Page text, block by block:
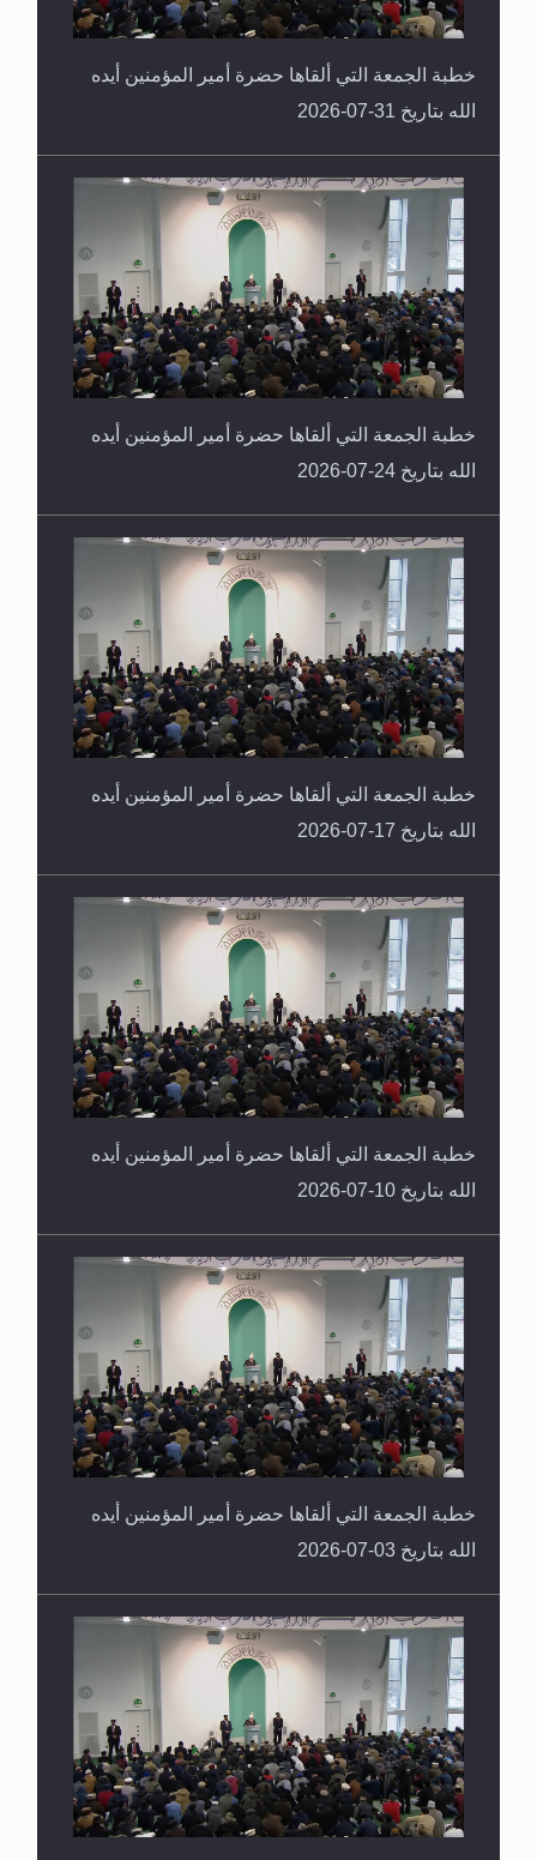
خطبة الجمعة التي ألقاها حضرة أمير المؤمنين أيده
الله بتاريخ 31-07-2026
خطبة الجمعة التي ألقاها حضرة أمير المؤمنين أيده
الله بتاريخ 24-07-2026
خطبة الجمعة التي ألقاها حضرة أمير المؤمنين أيده
الله بتاريخ 17-07-2026
خطبة الجمعة التي ألقاها حضرة أمير المؤمنين أيده
الله بتاريخ 10-07-2026
خطبة الجمعة التي ألقاها حضرة أمير المؤمنين أيده
الله بتاريخ 03-07-2026